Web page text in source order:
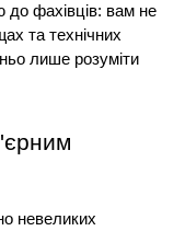
до фахівців: вам не
та технічних
лише розуміти
невеликих